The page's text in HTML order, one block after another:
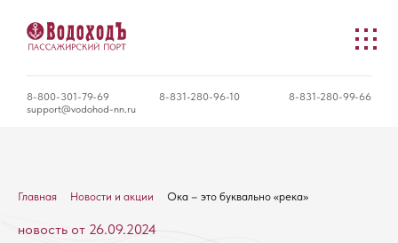
8-800-301-79-69 8-831-280-96-10
8-831-280-99-66
support@vodohod-nn.ru
Главная Новости и акции Ока – это буквально «река»
новость от 26.09.2024